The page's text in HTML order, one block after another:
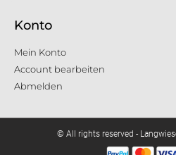
Konto
Mein Konto
Account bearbeiten
Abmelden
© All rights reserved -